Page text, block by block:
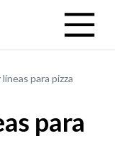
para pizza
para